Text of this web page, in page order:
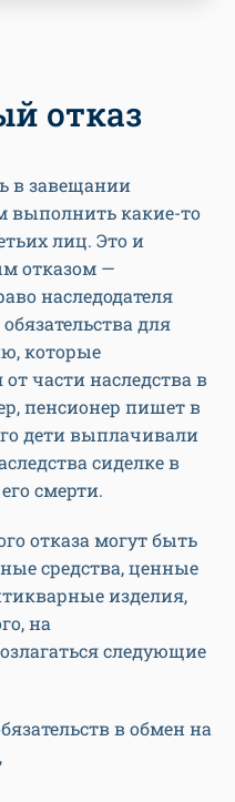
отказ
в завещании
выполнить какие-то
лиц. Это и
отказом —
наследодателя
для
которые
части наследства в
пенсионер пишет в
дети выплачивали
сиделке в
смерти.
отказа могут быть
средства, ценные
изделия,
на
следующие
в обмен на